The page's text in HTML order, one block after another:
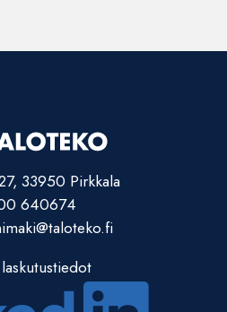
33950 Pirkkala
640674